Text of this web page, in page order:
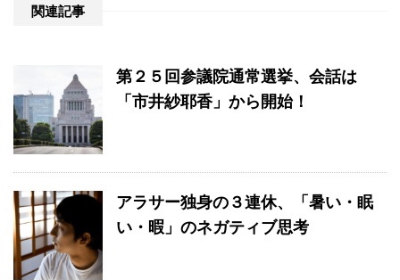
関連記事
第２５回参議院通常選挙、会話は
「市井紗耶香」から開始！
アラサー独身の３連休、「暑い・眠
い・暇」のネガティブ思考